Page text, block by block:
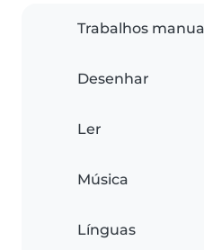
Trabalhos
Desenhar
Ler
Música
Línguas